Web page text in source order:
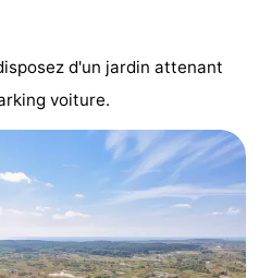
d'un jardin attenant
voiture.